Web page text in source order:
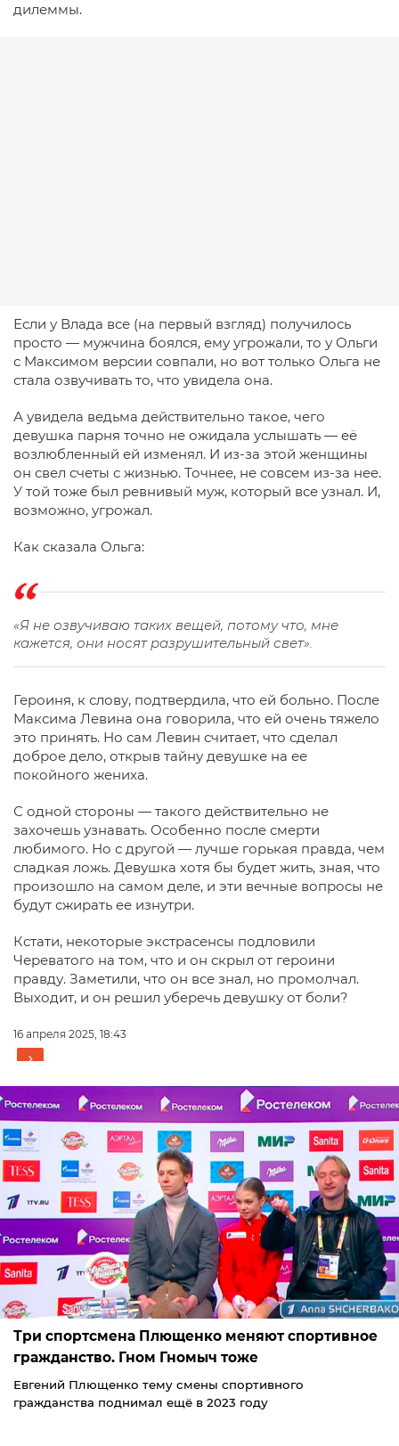
дилеммы.
Если у Влада все (на первый взгляд) получилось
просто — мужчина боялся, ему угрожали, то у Ольги
с Максимом версии совпали, но вот только Ольга не
стала озвучивать то, что увидела она.
А увидела ведьма действительно такое, чего
девушка парня точно не ожидала услышать — её
возлюбленный ей изменял. И из-за этой женщины
он свел счеты с жизнью. Точнее, не совсем из-за нее.
У той тоже был ревнивый муж, который все узнал. И,
возможно, угрожал.
Как сказала Ольга:
«Я не озвучиваю таких вещей, потому что, мне
кажется, они носят разрушительный свет».
Героиня, к слову, подтвердила, что ей больно. После
Максима Левина она говорила, что ей очень тяжело
это принять. Но сам Левин считает, что сделал
доброе дело, открыв тайну девушке на ее
покойного жениха.
С одной стороны — такого действительно не
захочешь узнавать. Особенно после смерти
любимого. Но с другой — лучше горькая правда, чем
сладкая ложь. Девушка хотя бы будет жить, зная, что
произошло на самом деле, и эти вечные вопросы не
будут сжирать ее изнутри.
Кстати, некоторые экстрасенсы подловили
Череватого на том, что и он скрыл от героини
правду. Заметили, что он все знал, но промолчал.
Выходит, и он решил уберечь девушку от боли?
16 апреля 2025, 18:43
Три спортсмена Плющенко меняют спортивное
гражданство. Гном Гномыч тоже
Евгений Плющенко тему смены спортивного
гражданства поднимал ещё в 2023 году